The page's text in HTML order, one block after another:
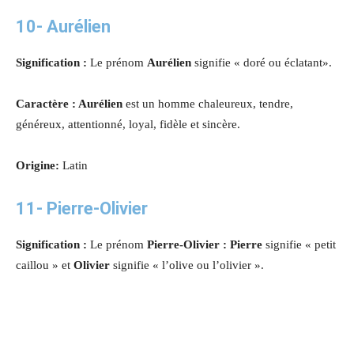
10- Aurélien
Signification : Le prénom Aurélien signifie « doré ou éclatant».
Caractère : Aurélien est un homme chaleureux, tendre,
généreux, attentionné, loyal, fidèle et sincère.
Origine: Latin
11- Pierre-Olivier
Signification : Le prénom Pierre-Olivier : Pierre signifie « petit
caillou » et Olivier signifie « l’olive ou l’olivier ».